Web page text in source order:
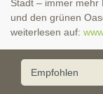
Stadt – immer mehr
und den grünen
weiterlesen auf: